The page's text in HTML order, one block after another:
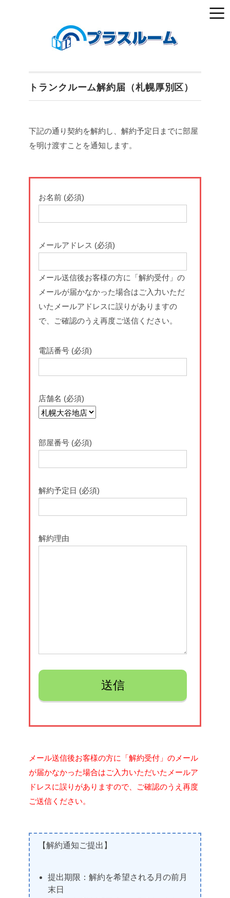
トランクルーム解約届（札幌厚別区）
下記の通り契約を解約し、解約予定日までに部屋
を明け渡すことを通知します。
お名前 (必須)
メールアドレス (必須)
メール送信後お客様の方に「解約受付」の
メールが届かなかった場合はご入力いただ
いたメールアドレスに誤りがありますの
で、ご確認のうえ再度ご送信ください。
電話番号 (必須)
店舗名 (必須)
部屋番号 (必須)
解約予定日 (必須)
解約理由
メール送信後お客様の方に「解約受付」のメール
が届かなかった場合はご入力いただいたメールア
ドレスに誤りがありますので、ご確認のうえ再度
ご送信ください。
【解約通知ご提出】
提出期限：解約を希望される月の前月
末日